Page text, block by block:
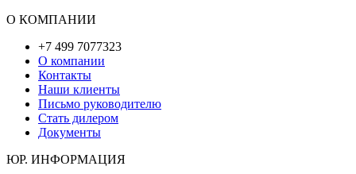
О КОМПАНИИ
+7 499 7077323
О компании
Контакты
Наши клиенты
Письмо руководителю
Стать дилером
Документы
ЮР. ИНФОРМАЦИЯ